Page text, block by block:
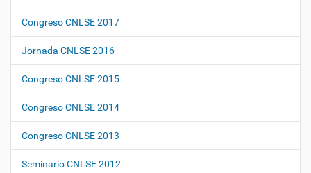
Congreso CNLSE 2017
Jornada CNLSE 2016
Congreso CNLSE 2015
Congreso CNLSE 2014
Congreso CNLSE 2013
Seminario CNLSE 2012